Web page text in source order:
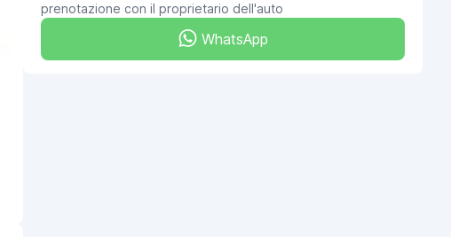
prenotazione con il proprietario dell'auto
WhatsApp